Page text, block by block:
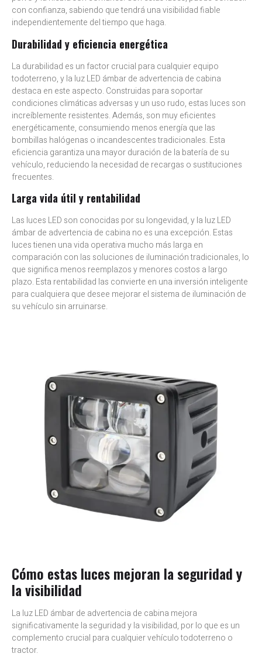
con confianza, sabiendo que tendrá una visibilidad fiable
independientemente del tiempo que haga.
Durabilidad y eficiencia energética
La durabilidad es un factor crucial para cualquier equipo
todoterreno, y la luz LED ámbar de advertencia de cabina
destaca en este aspecto. Construidas para soportar
condiciones climáticas adversas y un uso rudo, estas luces son
increíblemente resistentes. Además, son muy eficientes
energéticamente, consumiendo menos energía que las
bombillas halógenas o incandescentes tradicionales. Esta
eficiencia garantiza una mayor duración de la batería de su
vehículo, reduciendo la necesidad de recargas o sustituciones
frecuentes.
Larga vida útil y rentabilidad
Las luces LED son conocidas por su longevidad, y la luz LED
ámbar de advertencia de cabina no es una excepción. Estas
luces tienen una vida operativa mucho más larga en
comparación con las soluciones de iluminación tradicionales, lo
que significa menos reemplazos y menores costos a largo
plazo. Esta rentabilidad las convierte en una inversión inteligente
para cualquiera que desee mejorar el sistema de iluminación de
su vehículo sin arruinarse.
Cómo estas luces mejoran la seguridad y
la visibilidad
La luz LED ámbar de advertencia de cabina mejora
significativamente la seguridad y la visibilidad, por lo que es un
complemento crucial para cualquier vehículo todoterreno o
tractor.